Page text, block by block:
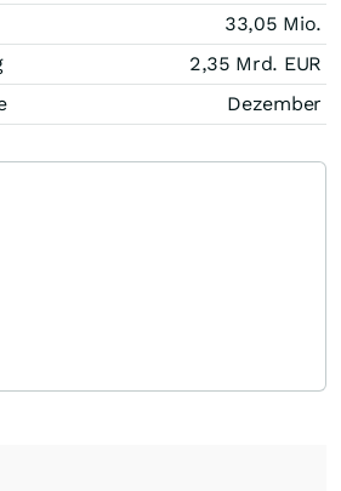
33,05 Mio.
2,35 Mrd. EUR
Dezember